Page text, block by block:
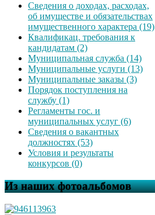
Сведения о доходах, расходах,
об имуществе и обязательствах
имущественного характера (19)
Квалификац. требования к
кандидатам (2)
Муниципальная служба (14)
Муниципальные услуги (13)
Муниципальные заказы (3)
Порядок поступления на
службу (1)
Регламенты гос. и
муниципальных услуг (6)
Сведения о вакантных
должностях (53)
Условия и результаты
конкурсов (0)
Из наших фотоальбомов